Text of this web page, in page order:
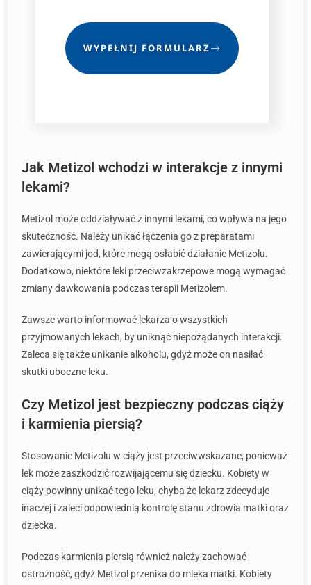
WYPEŁNIJ FORMULARZ
Jak Metizol wchodzi w interakcje z innymi
lekami?
Metizol może oddziaływać z innymi lekami, co wpływa na jego
skuteczność. Należy unikać łączenia go z preparatami
zawierającymi jod, które mogą osłabić działanie Metizolu.
Dodatkowo, niektóre leki przeciwzakrzepowe mogą wymagać
zmiany dawkowania podczas terapii Metizolem.
Zawsze warto informować lekarza o wszystkich
przyjmowanych lekach, by uniknąć niepożądanych interakcji.
Zaleca się także unikanie alkoholu, gdyż może on nasilać
skutki uboczne leku.
Czy Metizol jest bezpieczny podczas ciąży
i karmienia piersią?
Stosowanie Metizolu w ciąży jest przeciwwskazane, ponieważ
lek może zaszkodzić rozwijającemu się dziecku. Kobiety w
ciąży powinny unikać tego leku, chyba że lekarz zdecyduje
inaczej i zaleci odpowiednią kontrolę stanu zdrowia matki oraz
dziecka.
Podczas karmienia piersią również należy zachować
ostrożność, gdyż Metizol przenika do mleka matki. Kobiety